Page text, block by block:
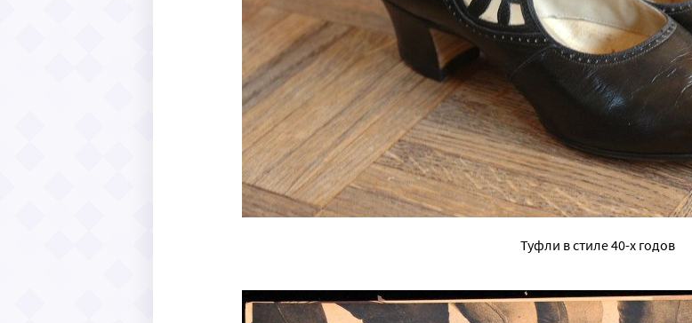
Туфли в стиле 40-х годов